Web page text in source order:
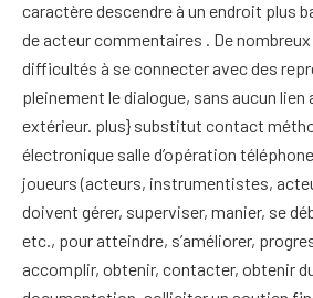
caractère descendre à un endroit plus
de acteur commentaires . De
difficultés à se connecter avec des
pleinement le dialogue, sans aucun lien
extérieur. plus} substitut contact
électronique salle d’opération
joueurs (acteurs, instrumentistes,
doivent gérer, superviser, manier, se
etc., pour atteindre, s’améliorer,
accomplir, obtenir, contacter, obtenir